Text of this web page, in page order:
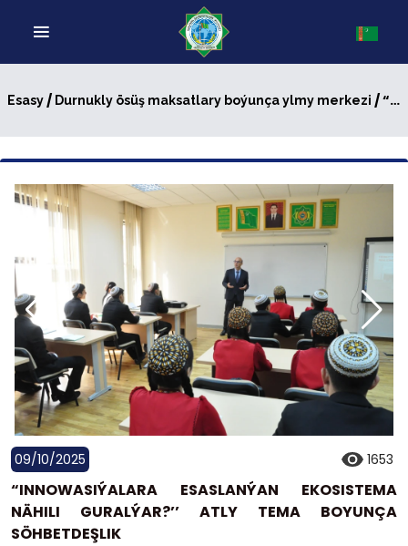
Esasy/ Durnukly ösüş maksatlary boýunça ylmy merkezi / “INNOWASIÝALARA ESASLANÝAN EKOSISTEMA NÄHILI GURALÝAR?’’ ATLY TEMA BOYUNÇA SÖHBETDEŞLIK
09/10/2025 1653
“INNOWASIÝALARA ESASLANÝAN EKOSISTEMA
NÄHILI GURALÝAR?’’ ATLY TEMA BOYUNÇA
SÖHBETDEŞLIK